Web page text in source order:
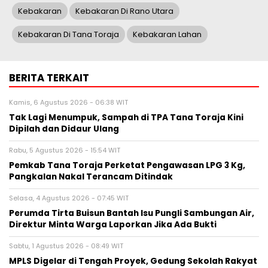
Kebakaran Kebakaran Di Rano Utara
Kebakaran Di Tana Toraja Kebakaran Lahan
BERITA TERKAIT
Kamis, 6 Agustus 2026 - 06:38 WIT
Tak Lagi Menumpuk, Sampah di TPA Tana Toraja Kini
Dipilah dan Didaur Ulang
Rabu, 5 Agustus 2026 - 15:54 WIT
Pemkab Tana Toraja Perketat Pengawasan LPG 3 Kg,
Pangkalan Nakal Terancam Ditindak
Selasa, 4 Agustus 2026 - 07:45 WIT
Perumda Tirta Buisun Bantah Isu Pungli Sambungan Air,
Direktur Minta Warga Laporkan Jika Ada Bukti
Sabtu, 1 Agustus 2026 - 08:49 WIT
MPLS Digelar di Tengah Proyek, Gedung Sekolah Rakyat